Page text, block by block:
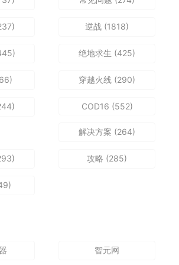
逆战 (1818)
绝地求生 (425)
穿越火线 (290)
COD16 (552)
解决方案 (264)
攻略 (285)
智元网